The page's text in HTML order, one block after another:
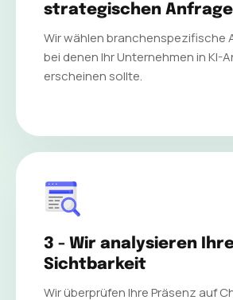
strategischen
Wir wählen branchenspezifische
bei denen Ihr Unternehmen in KI-
erscheinen sollte.
3 - Wir analysieren
Sichtbarkeit
Wir überprüfen Ihre Präsenz auf